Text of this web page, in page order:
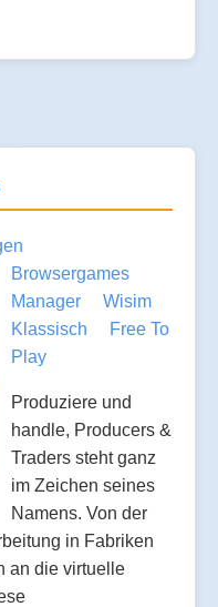
Browsergames
Manager
Wisim
Klassisch
Free To
Play
Produziere und
handle, Producers &
Traders steht ganz
im Zeichen seines
Namens. Von der
in Fabriken
an die virtuelle